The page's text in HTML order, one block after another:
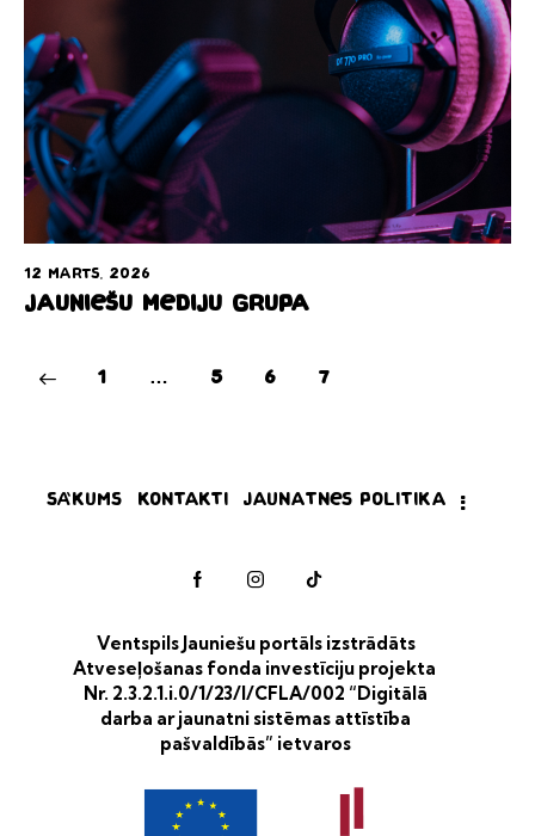
12 marts, 2026
Jauniešu mediju grupa
1 … 5 6 7
Sākums Kontakti Jaunatnes politika
Ventspils Jauniešu portāls izstrādāts
Atveseļošanas fonda investīciju projekta
Nr. 2.3.2.1.i.0/1/23/I/CFLA/002 “Digitālā
darba ar jaunatni sistēmas attīstība
pašvaldībās” ietvaros